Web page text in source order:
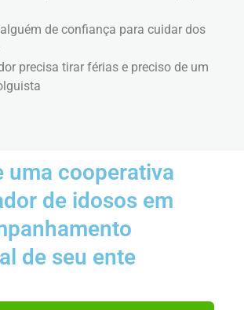
de confiança para cuidar dos
precisa tirar férias e preciso de um
uma cooperativa
de idosos em
de seu ente